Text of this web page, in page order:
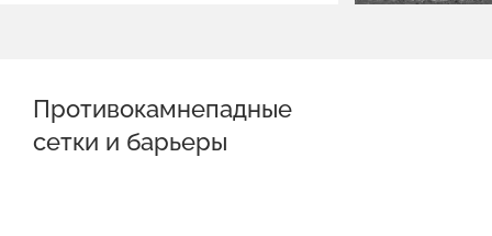
Противокамнепадные
сетки и барьеры